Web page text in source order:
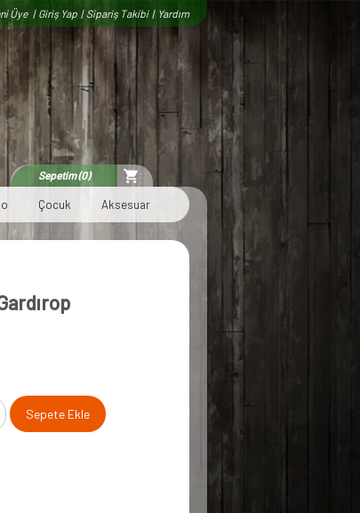
Üye | Giriş Yap | Sipariş Takibi| Yardım
Sepetim (0)
Çocuk Aksesuar
Sepete Ekle